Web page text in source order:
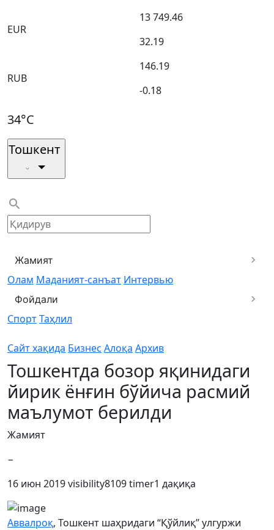
EUR
13 749.46
32.19
RUB
146.19
-0.18
34°C
Тошкент
Жамият
Олам Маданият-санъат Интервью
Фойдали
СпортТаҳлил
Сайт хақида Бизнес Алоқа Архив
Тошкентда бозор яқинидаги
йирик ёнғин бўйича расмий
маълумот берилди
Жамият
−
16 июн 2019visibility8109timer1 дақиқа
Аввалроқ, Тошкент шаҳридаги “Қўйлиқ” улгуржи